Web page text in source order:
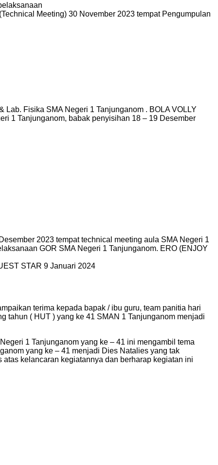
Meeting) 30 November 2023 tempat Pengumpulan
Fisika SMA Negeri 1 Tanjunganom . BOLA VOLLY
1 Tanjunganom, babak penyisihan 18 – 19 Desember
2023 tempat technical meeting aula SMA Negeri 1
GOR SMA Negeri 1 Tanjunganom. ERO (ENJOY
STAR 9 Januari 2024
terima kepada bapak / ibu guru, team panitia hari
tahun ( HUT ) yang ke 41 SMAN 1 Tanjunganom menjadi
1 Tanjunganom yang ke – 41 ini mengambil tema
yang ke – 41 menjadi Dies Natalies yang tak
kelancaran kegiatannya dan berharap kegiatan ini